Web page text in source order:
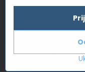
Predvoľby